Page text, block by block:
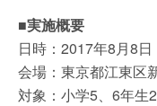
■実施概要
日時：2017年8月8
会場：東京都江東区
対象：小学5、6年生